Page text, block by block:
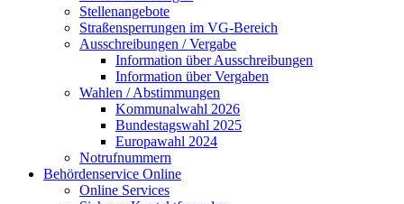
Stellenangebote
Straßensperrungen im VG-Bereich
Ausschreibungen / Vergabe
Information über Ausschreibungen
Information über Vergaben
Wahlen / Abstimmungen
Kommunalwahl 2026
Bundestagswahl 2025
Europawahl 2024
Notrufnummern
Behördenservice Online
Online Services